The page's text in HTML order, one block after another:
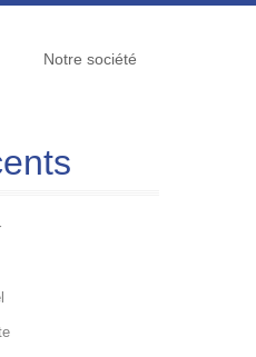
Notre société